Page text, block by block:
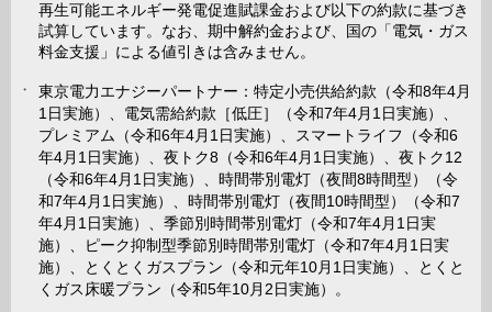
再生可能エネルギー発電促進賦課金および以下の約款に基づき
試算しています。なお、期中解約金および、国の「電気・ガス
料金支援」による値引きは含みません。
東京電力エナジーパートナー：特定小売供給約款（令和8年4月
1日実施）、電気需給約款［低圧］（令和7年4月1日実施）、
プレミアム（令和6年4月1日実施）、スマートライフ（令和6
年4月1日実施）、夜トク8（令和6年4月1日実施）、夜トク12
（令和6年4月1日実施）、時間帯別電灯（夜間8時間型）（令
和7年4月1日実施）、時間帯別電灯（夜間10時間型）（令和7
年4月1日実施）、季節別時間帯別電灯（令和7年4月1日実
施）、ピーク抑制型季節別時間帯別電灯（令和7年4月1日実
施）、とくとくガスプラン（令和元年10月1日実施）、とくと
くガス床暖プラン（令和5年10月2日実施）。